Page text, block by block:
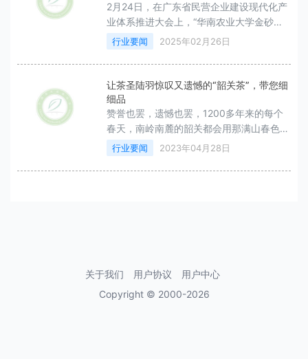
2月24日，在广东省民营企业建设现代化产
业体系推进大会上，“华南农业大学金砂茶
研究院”项目完成签约仪式。
行业要闻 2025年02月26日
让茶圣陆羽惊叹又遗憾的“韶关茶”，带您细
细品
赞誉也罢，遗憾也罢，1200多年来的每个
春天，南岭南麓的韶关都会用那满山春色、
一路茶香犒赏着爱茶之人。
行业要闻 2023年04月28日
关于我们 用户协议
用户中心
Copyright © 2000-2026